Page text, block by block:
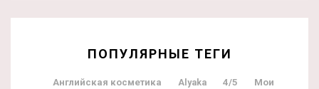
ПОПУЛЯРНЫЕ ТЕГИ
Английская косметика Alyaka 4/5
Мои